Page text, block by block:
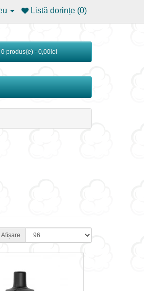
Listă dorințe (0)
0 produs(e) - 0,00lei
Afișare